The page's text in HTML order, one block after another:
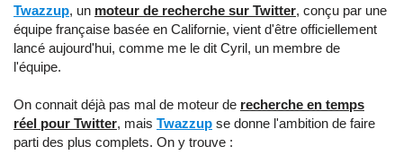
Twazzup, un moteur de recherche sur Twitter, conçu par une
équipe française basée en Californie, vient d'être officiellement
lancé aujourd'hui, comme me le dit Cyril, un membre de
l'équipe.
On connait déjà pas mal de moteur de recherche en temps
réel pour Twitter, mais Twazzup se donne l'ambition de faire
parti des plus complets. On y trouve :